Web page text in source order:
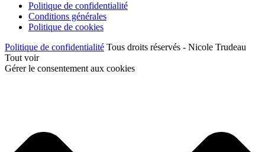
Politique de confidentialité
Conditions générales
Politique de cookies
Politique de confidentialité Tous droits réservés - Nicole Trudeau
Tout voir
Gérer le consentement aux cookies